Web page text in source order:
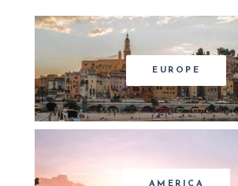
EUROPE
AMERICA